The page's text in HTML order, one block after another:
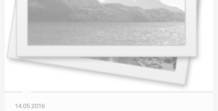
14.05.2016